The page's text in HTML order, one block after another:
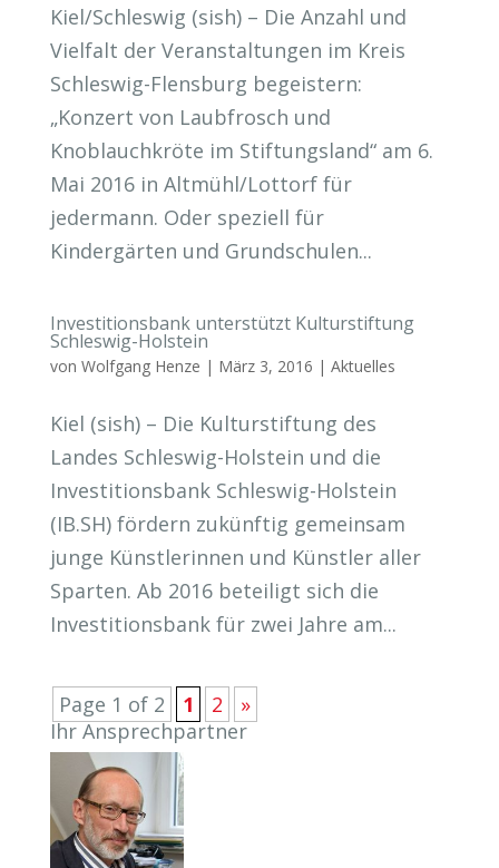
Kiel/Schleswig (sish) – Die Anzahl und
Vielfalt der Veranstaltungen im Kreis
Schleswig-Flensburg begeistern:
„Konzert von Laubfrosch und
Knoblauchkröte im Stiftungsland“ am 6.
Mai 2016 in Altmühl/Lottorf für
jedermann. Oder speziell für
Kindergärten und Grundschulen...
Investitionsbank unterstützt Kulturstiftung
Schleswig-Holstein
von Wolfgang Henze | März 3, 2016 | Aktuelles
Kiel (sish) – Die Kulturstiftung des
Landes Schleswig-Holstein und die
Investitionsbank Schleswig-Holstein
(IB.SH) fördern zukünftig gemeinsam
junge Künstlerinnen und Künstler aller
Sparten. Ab 2016 beteiligt sich die
Investitionsbank für zwei Jahre am...
Page 1 of 2 1 2
»
Ihr Ansprechpartner